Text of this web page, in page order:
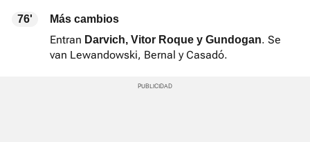
76' Más cambios
Entran Darvich, Vitor Roque y Gundogan. Se
van Lewandowski, Bernal y Casadó.